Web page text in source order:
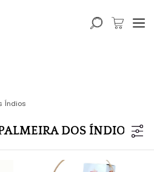
Índios
DOS ÍNDIOS